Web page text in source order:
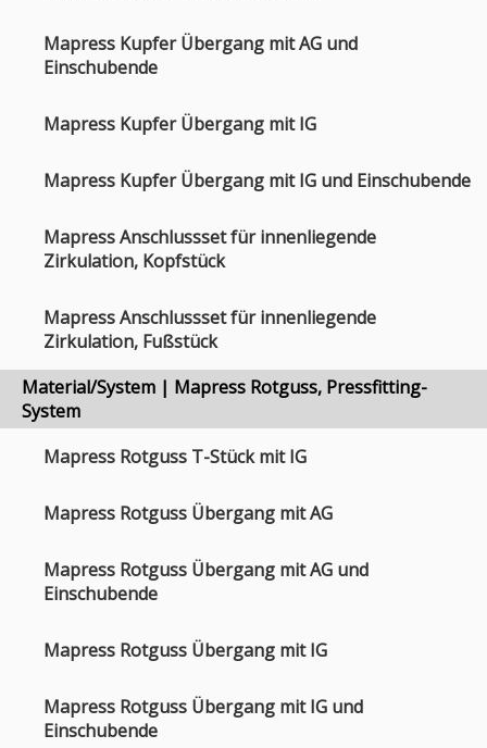
Mapress Kupfer Übergang mit AG und
Einschubende
Mapress Kupfer Übergang mit IG
Mapress Kupfer Übergang mit IG und Einschubende
Mapress Anschlussset für innenliegende
Zirkulation, Kopfstück
Mapress Anschlussset für innenliegende
Zirkulation, Fußstück
Material/System | Mapress Rotguss, Pressfitting-
System
Mapress Rotguss T-Stück mit IG
Mapress Rotguss Übergang mit AG
Mapress Rotguss Übergang mit AG und
Einschubende
Mapress Rotguss Übergang mit IG
Mapress Rotguss Übergang mit IG und
Einschubende